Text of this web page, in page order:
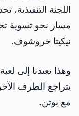
اللجنة
مسار نحو تسوية
نيكيتا خروشوف.
وهذا يعيدنا إلى
يتراجع الطرف
مع بوتن.